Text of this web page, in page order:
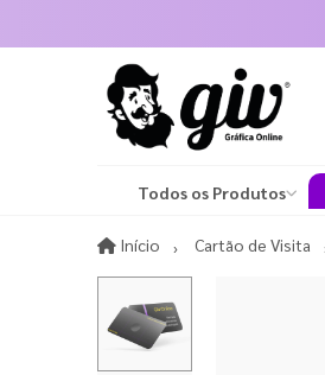
Todos os Produtos
Início InícioCartão de Visita